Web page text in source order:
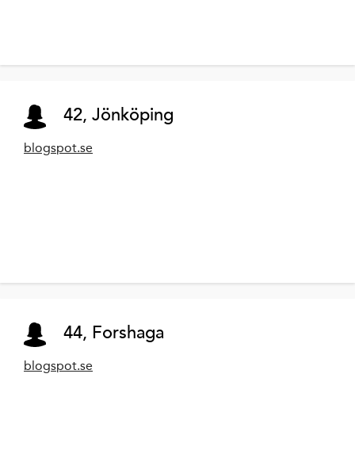
42, Jönköping
blogspot.se
44, Forshaga
blogspot.se